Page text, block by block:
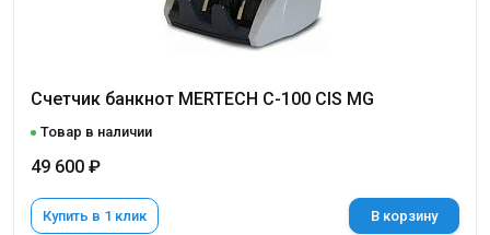
Счетчик банкнот MERTECH C-100 CIS MG
Товар в наличии
49 600 ₽
Купить в 1 клик В корзину